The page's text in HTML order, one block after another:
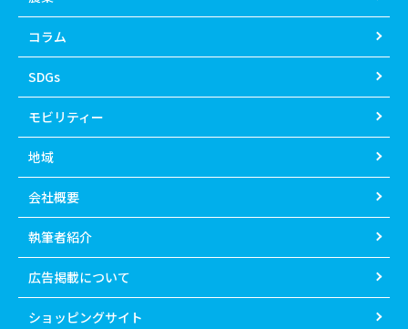
コラム
SDGs
モビリティー
地域
会社概要
執筆者紹介
広告掲載について
ショッピングサイト